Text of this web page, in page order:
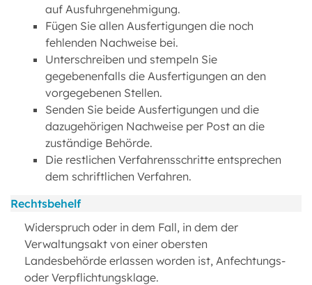
auf Ausfuhrgenehmigung.
Fügen Sie allen Ausfertigungen die noch
fehlenden Nachweise bei.
Unterschreiben und stempeln Sie
gegebenenfalls die Ausfertigungen an den
vorgegebenen Stellen.
Senden Sie beide Ausfertigungen und die
dazugehörigen Nachweise per Post an die
zuständige Behörde.
Die restlichen Verfahrensschritte entsprechen
dem schriftlichen Verfahren.
Rechtsbehelf
Widerspruch oder in dem Fall, in dem der
Verwaltungsakt von einer obersten
Landesbehörde erlassen worden ist, Anfechtungs-
oder Verpflichtungsklage.